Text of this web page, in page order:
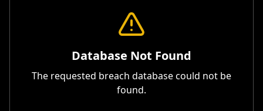
Database Not Found
The requested breach database could not be
found.